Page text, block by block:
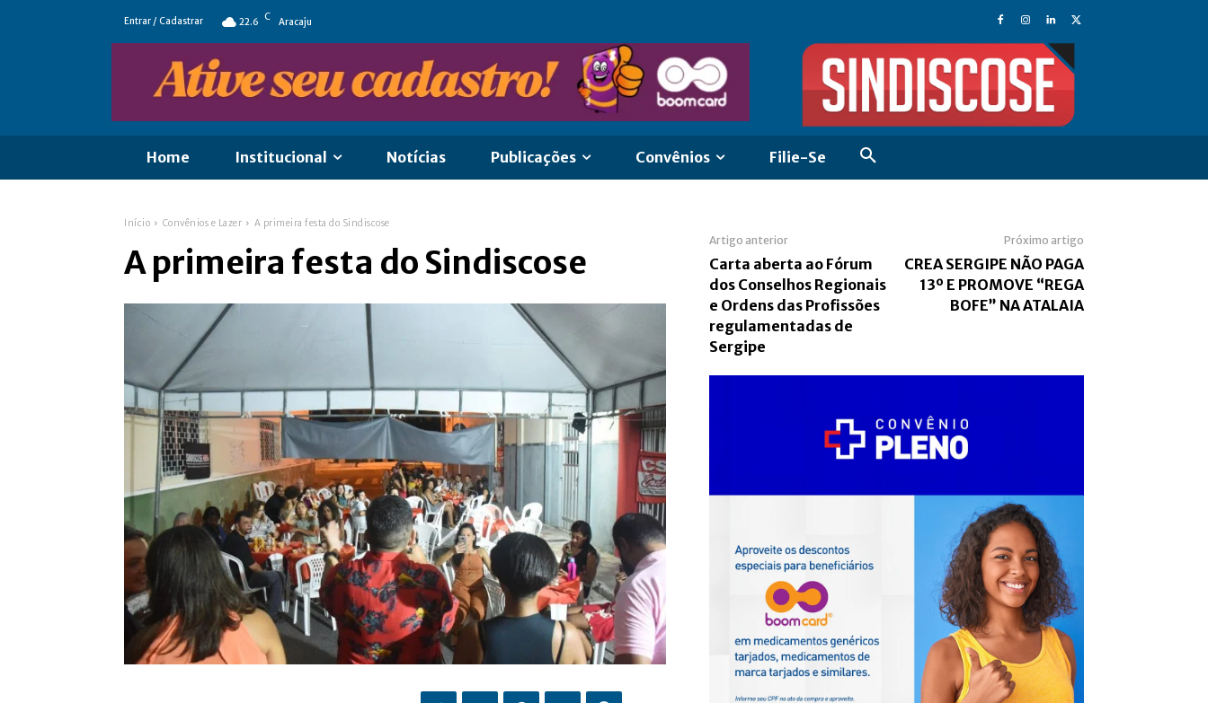
Entrar / Cadastrar 22.6 C Aracaju
Home Institucional Notícias Publicações Convênios Filie-Se
Início Convênios e Lazer A primeira festa do Sindiscose
A primeira festa do Sindiscose
Artigo anterior
Carta aberta ao Fórum
dos Conselhos Regionais
e Ordens das Profissões
regulamentadas de
Sergipe
Próximo artigo
CREA SERGIPE NÃO PAGA
13º E PROMOVE “REGA
BOFE” NA ATALAIA